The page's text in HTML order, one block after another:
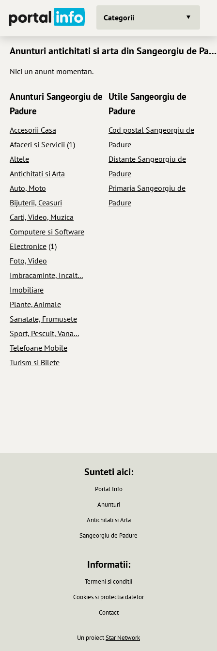
Categorii
Anunturi antichitati si arta din Sangeorgiu de Padure
Nici un anunt momentan.
Anunturi Sangeorgiu de
Padure
Accesorii Casa
Afaceri si Servicii (1)
Altele
Antichitati si Arta
Auto, Moto
Bijuterii, Ceasuri
Carti, Video, Muzica
Computere si Software
Electronice (1)
Foto, Video
Imbracaminte, Incalt...
Imobiliare
Plante, Animale
Sanatate, Frumusete
Sport, Pescuit, Vana...
Telefoane Mobile
Turism si Bilete
Utile Sangeorgiu de
Padure
Cod postal Sangeorgiu de
Padure
Distante Sangeorgiu de
Padure
Primaria Sangeorgiu de
Padure
Sunteti aici:
Portal Info
Anunturi
Antichitati si Arta
Sangeorgiu de Padure
Informatii:
Termeni si conditii
Cookies si protectia datelor
Contact
Un proiectStar Network